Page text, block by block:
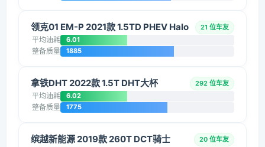
领克01 EM-P 2021款 1.5TD PHEV Halo 21 位车友
平均油耗 6.01
整备质量 1885
拿铁DHT 2022款 1.5T DHT大杯 292 位车友
平均油耗 6.02
整备质量 1775
缤越新能源 2019款 260T DCT骑士 20 位车友